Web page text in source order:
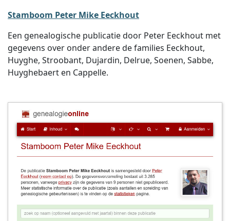
Stamboom Peter Mike Eeckhout
Een genealogische publicatie door Peter Eeckhout met
gegevens over onder andere de families Eeckhout,
Huyghe, Stroobant, Dujardin, Delrue, Soenen, Sabbe,
Huyghebaert en Cappelle.